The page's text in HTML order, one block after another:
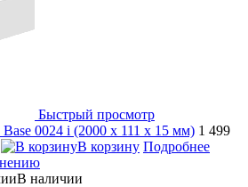
Быстрый просмотр
0024 i (2000 х 111 х 15 мм) 1 499
В корзину Подробнее
В наличии